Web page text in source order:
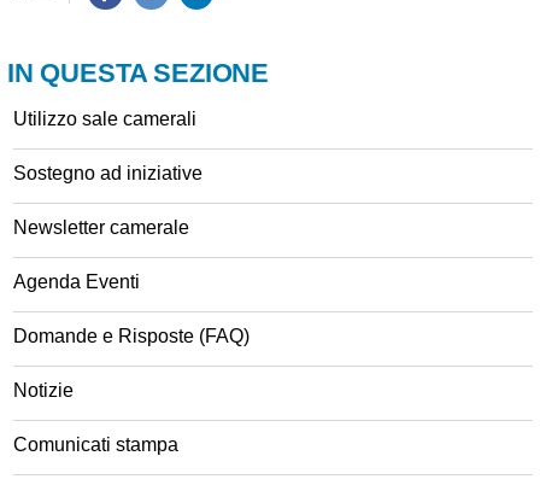
IN QUESTA SEZIONE
Utilizzo sale camerali
Sostegno ad iniziative
Newsletter camerale
Agenda Eventi
Domande e Risposte (FAQ)
Notizie
Comunicati stampa